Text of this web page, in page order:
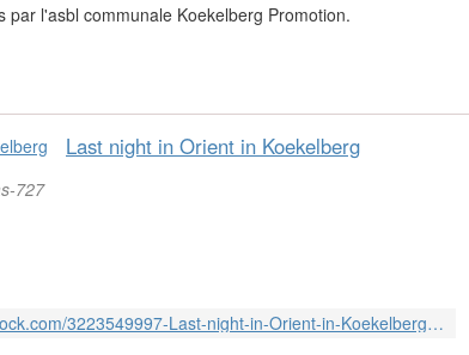
par l'asbl communale Koekelberg Promotion.
Last night in Orient in Koekelberg
727
http://mario-scolas-727.skyrock.com/3223549997-Last-night-in-Orient-in-Koekelberg.html